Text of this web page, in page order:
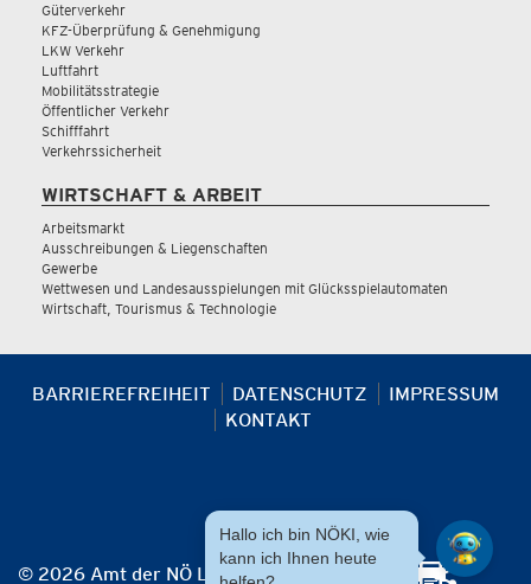
Güterverkehr
KFZ-Überprüfung & Genehmigung
LKW Verkehr
Luftfahrt
Mobilitätsstrategie
Öffentlicher Verkehr
Schifffahrt
Verkehrssicherheit
WIRTSCHAFT & ARBEIT
Arbeitsmarkt
Ausschreibungen & Liegenschaften
Gewerbe
Wettwesen und Landesausspielungen mit Glücksspielautomaten
Wirtschaft, Tourismus & Technologie
BARRIEREFREIHEIT DATENSCHUTZ
IMPRESSUM
KONTAKT
© 2026 Amt der NÖ Landesregierung
Hallo ich bin NÖKI, wie
kann ich Ihnen heute